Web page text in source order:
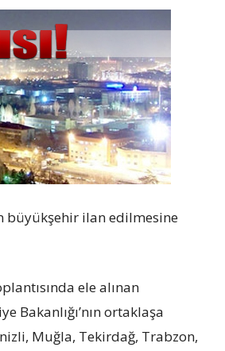
büyükşehir ilan edilmesine
ele alınan
Bakanlığı’nın ortaklaşa
Muğla, Tekirdağ, Trabzon,